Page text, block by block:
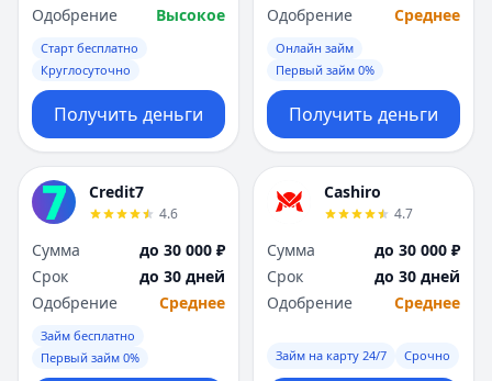
Одобрение
Высокое
Старт бесплатно
Круглосуточно
Получить деньги
Одобрение
Среднее
Онлайн займ
Первый займ 0%
Получить деньги
Credit7
4.6
Сумма
до 30 000 ₽
Срок
до 30 дней
Одобрение
Среднее
Займ бесплатно
Первый займ 0%
Cashiro
4.7
Сумма
до 30 000 ₽
Срок
до 30 дней
Одобрение
Среднее
Займ на карту 24/7 Срочно